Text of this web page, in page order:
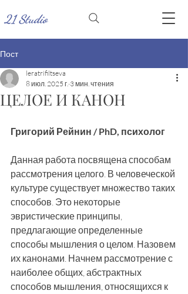
21 Studio
Пост
ЦЕЛОЕ И КАНОН
leratrifiltseva
8 июл. 2025 г. 3 мин. чтения
Григорий Рейнин / PhD, психолог
Данная работа посвящена способам
рассмотрения целого. В человеческой
культуре существует множество таких
способов. Это некоторые
эвристические принципы,
предлагающие определенные
способы мышления о целом. Назовем
их канонами. Начнем рассмотрение с
наиболее общих, абстрактных
способов мышления, относящихся к